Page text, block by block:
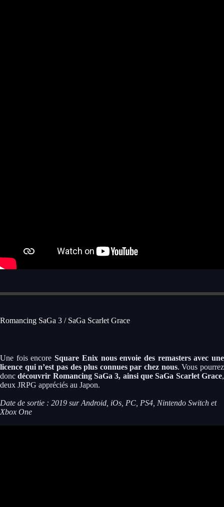
Romancing SaGa 3 / SaGa Scarlet Grace
Une fois encoreSquare Enix nous envoie des remasters avec une
licence qui n’est pas des plus connues par chez nous. Vous pourrez
doncdécouvrir Romancing SaGa 3, ainsi que SaGa Scarlet Grace,
deux JRPG appréciés au Japon.
Date de sortie : 2019 sur Android, iOs, PC, PS4, Nintendo Switch et
Xbox One